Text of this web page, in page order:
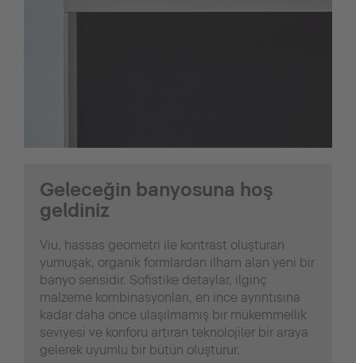
Geleceğin banyosuna hoş
geldiniz
Viu, hassas geometri ile kontrast oluşturan
yumuşak, organik formlardan ilham alan yeni bir
banyo serisidir. Sofistike detaylar, ilginç
malzeme kombinasyonları, en ince ayrıntısına
kadar daha önce ulaşılmamış bir mükemmellik
seviyesi ve konforu artıran teknolojiler bir araya
gelerek uyumlu bir bütün oluşturur.